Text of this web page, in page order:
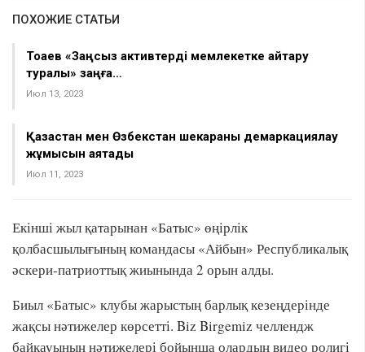
ПОХОЖИЕ СТАТЬИ
Тоқаев «Заңсыз активтерді мемлекетке қайтару
туралы» заңға…
Июл 13, 2023
Қазақстан мен Өзбекстан шекараны демаркациялау
жұмысын аяқтады
Июл 11, 2023
Екінші жыл қатарынан «Батыс» өңірлік
қолбасшылығының командасы «Айбын» Республикалық
әскери-патриоттық жиынында 2 орын алды.
Биыл «Батыс» клубы жарыстың барлық кезеңдерінде
жақсы нәтижелер көрсетті. Biz Birgemiz челлендж
байқауының нәтижелері бойынша олардың видео ролигі